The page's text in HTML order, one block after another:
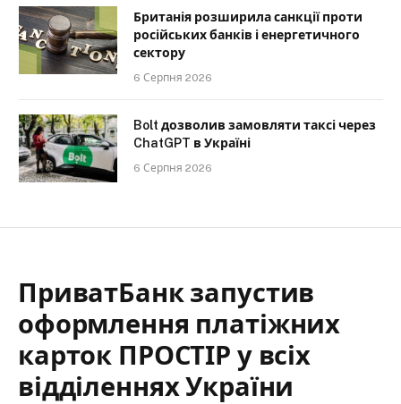
Британія розширила санкції проти
російських банків і енергетичного
сектору
6 Серпня 2026
Bolt дозволив замовляти таксі через
ChatGPT в Україні
6 Серпня 2026
ПриватБанк запустив
оформлення платіжних
карток ПРОСТІР у всіх
відділеннях України